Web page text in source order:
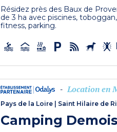
Résidez près des Baux de
de 3 ha avec piscines,
fitness, parking.
- Location en
Pays de la Loire Saint Hilaire de
Camping